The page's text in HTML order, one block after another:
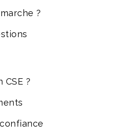
?
CSE ?